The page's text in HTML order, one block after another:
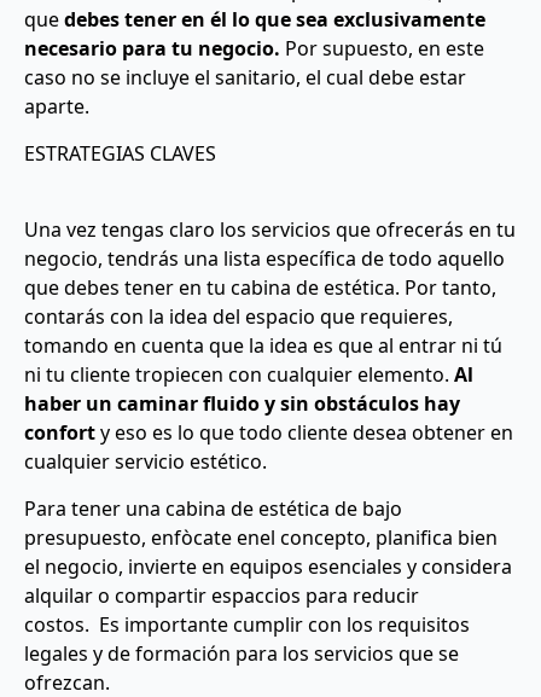
quedebes tener en él lo que sea exclusivamente
necesario para tu negocio. Por supuesto, en este
caso no se incluye el sanitario, el cual debe estar
aparte.
ESTRATEGIAS CLAVES
Una vez tengas claro los servicios que ofrecerás en tu
negocio, tendrás una lista específica de todo aquello
que debes tener en tu cabina de estética. Por tanto,
contarás con la idea del espacio que requieres,
tomando en cuenta que la idea es que al entrar ni tú
ni tu cliente tropiecen con cualquier elemento. Al
haber un caminar fluido y sin obstáculos hay
conforty eso es lo que todo cliente desea obtener en
cualquier servicio estético.
Para tener una cabina de estética de bajo
presupuesto, enfòcate enel concepto, planifica bien
el negocio, invierte en equipos esenciales y considera
alquilar o compartir espaccios para reducir
costos. Es importante cumplir con los requisitos
legales y de formación para los servicios que se
ofrezcan.